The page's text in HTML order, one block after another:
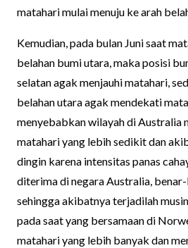
matahari mulai menuju ke arah
Kemudian, pada bulan Juni saat
belahan bumi utara, maka posisi
selatan agak menjauhi matahari,
belahan utara agak mendekati
menyebabkan wilayah di Australia
matahari yang lebih sedikit dan
dingin karena intensitas panas
diterima di negara Australia,
sehingga akibatnya terjadilah
pada saat yang bersamaan di
matahari yang lebih banyak dan